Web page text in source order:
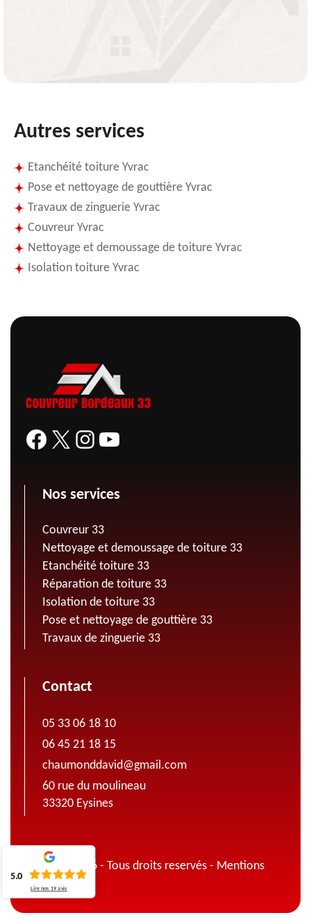
Autres services
Etanchéité toiture Yvrac
Pose et nettoyage de gouttière Yvrac
Travaux de zinguerie Yvrac
Couvreur Yvrac
Nettoyage et demoussage de toiture Yvrac
Isolation toiture Yvrac
Nos services
Couvreur 33
Nettoyage et demoussage de toiture 33
Etanchéité toiture 33
Réparation de toiture 33
Isolation de toiture 33
Pose et nettoyage de gouttière 33
Travaux de zinguerie 33
Contact
05 33 06 18 10
06 45 21 18 15
chaumonddavid@gmail.com
60 rue du moulineau
33320 Eysines
© 2022 - 2026 - Tous droits reservés - Mentions
légales
5.0
Lire nos 19 avis